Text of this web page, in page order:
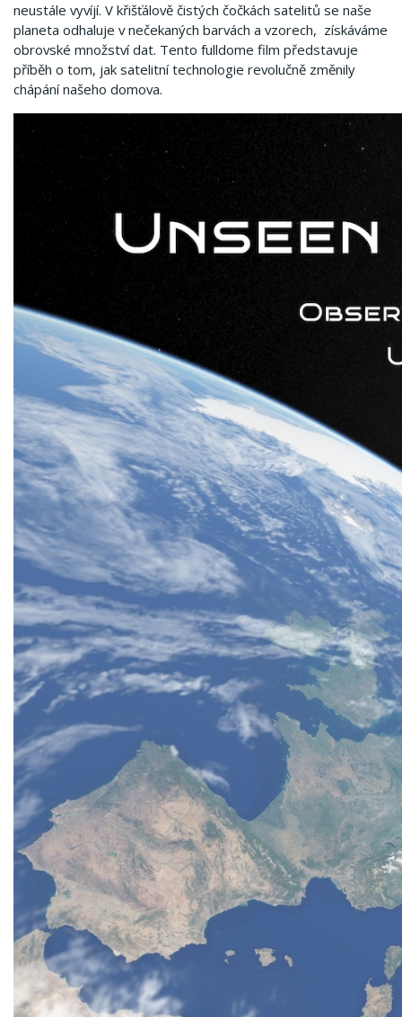
neustále vyvíjí. V křišťálově čistých čočkách satelitů se naše
planeta odhaluje v nečekaných barvách a vzorech, získáváme
obrovské množství dat. Tento fulldome film představuje
příběh o tom, jak satelitní technologie revolučně změnily
chápání našeho domova.